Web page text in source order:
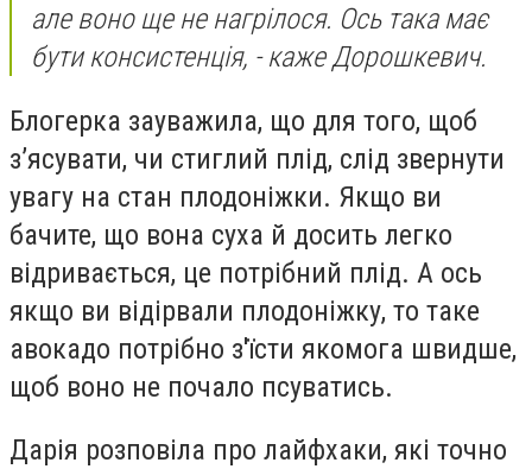
але воно ще не нагрілося. Ось така має
бути консистенція, - каже Дорошкевич.
Блогерка зауважила, що для того, щоб
з’ясувати, чи стиглий плід, слід звернути
увагу на стан плодоніжки. Якщо ви
бачите, що вона суха й досить легко
відривається, це потрібний плід. А ось
якщо ви відірвали плодоніжку, то таке
авокадо потрібно з'їсти якомога швидше,
щоб воно не почало псуватись.
Дарія розповіла про лайфхаки, які точно